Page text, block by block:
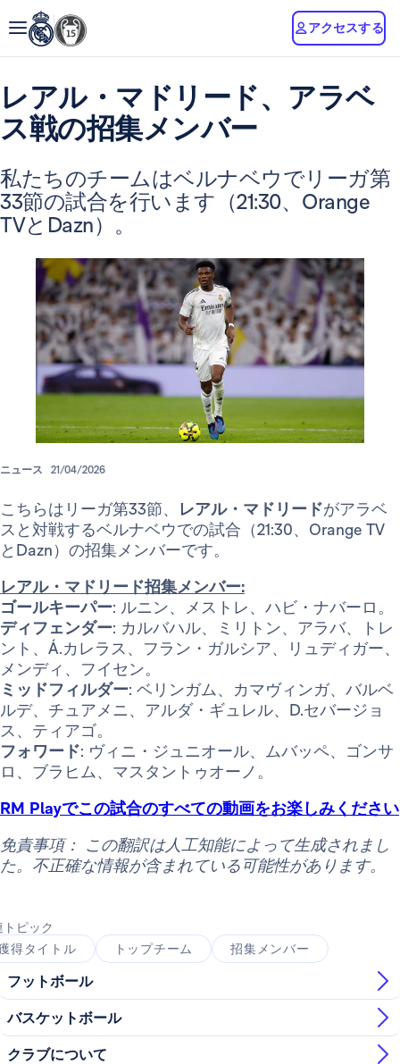
アクセスする
レアル・マドリード、アラベ
ス戦の招集メンバー
私たちのチームはベルナベウでリーガ第
33節の試合を行います（21:30、Orange
TVとDazn）。
ニュース 21/04/2026
こちらはリーガ第33節、 レアル・マドリードがアラベ
スと対戦するベルナベウでの試合（21:30、Orange TV
とDazn）の招集メンバーです。
レアル・マドリード招集メンバー:
ゴールキーパー: ルニン、メストレ、ハビ・ナバーロ。
ディフェンダー: カルバハル、ミリトン、アラバ、トレ
ント、Á.カレラス、フラン・ガルシア、リュディガー、
メンディ、フイセン。
ミッドフィルダー: ベリンガム、カマヴィンガ、バルベ
ルデ、チュアメニ、アルダ・ギュレル、D.セバージョ
ス、ティアゴ。
フォワード: ヴィニ・ジュニオール、ムバッペ、ゴンサ
ロ、ブラヒム、マスタントゥオーノ。
RM Playでこの試合のすべての動画をお楽しみください
免責事項： この翻訳は人工知能によって生成されまし
た。不正確な情報が含まれている可能性があります。
トピック
得タイトル
トップチーム 招集メンバー
フットボール
バスケットボール
クラブについて